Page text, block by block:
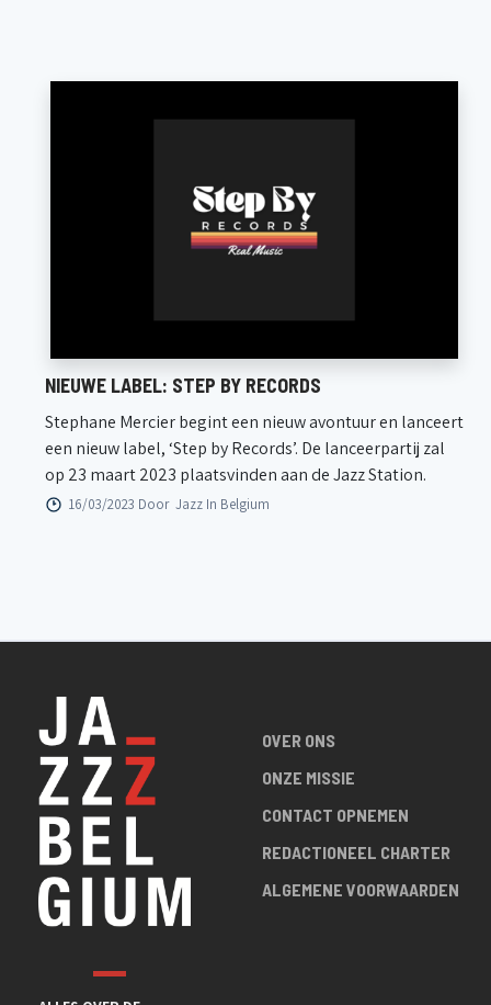
NIEUWE LABEL: STEP BY RECORDS
Stephane Mercier begint een nieuw avontuur en lanceert
een nieuw label, ‘Step by Records’. De lanceerpartij zal
op 23 maart 2023 plaatsvinden aan de Jazz Station.
16/03/2023 Door Jazz In Belgium
OVER ONS
ONZE MISSIE
CONTACT OPNEMEN
REDACTIONEEL CHARTER
ALGEMENE VOORWAARDEN